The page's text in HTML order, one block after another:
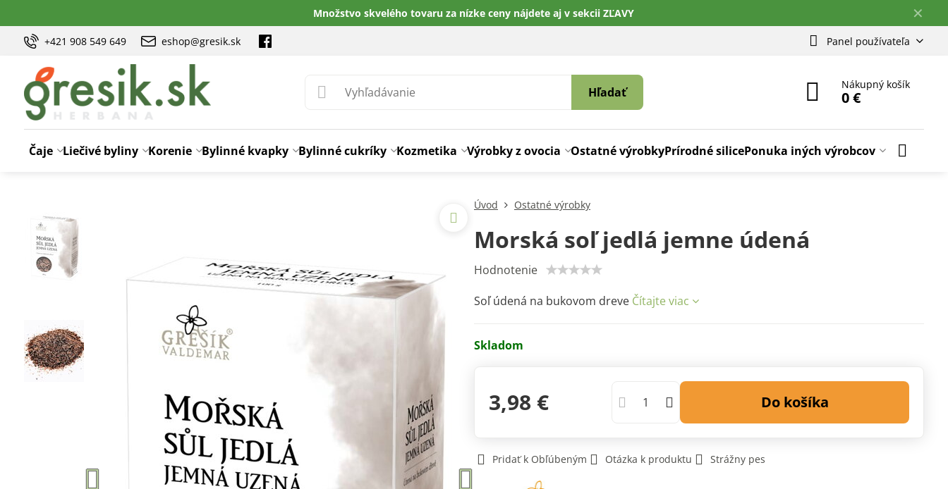
✕
Množstvo skvelého tovaru za nízke ceny nájdete aj v sekcii ZĽAVY
+421 908 549 649 eshop@gresik.sk Panel používateľa
Hľadať
Nákupný košík
0 €
Čaje Liečivé byliny Korenie Bylinné kvapky Bylinné cukríky Kozmetika Výrobky z ovocia Ostatné výrobkyPrírodné silicePonuka iných výrobcov
Úvod Ostatné výrobky
Morská soľ jedlá jemne údená
Hodnotenie
Soľ údená na bukovom dreve Čítajte viac
Skladom
3,98 € Do košíka
Pridať k Obľúbeným Otázka k produktu Strážny pes